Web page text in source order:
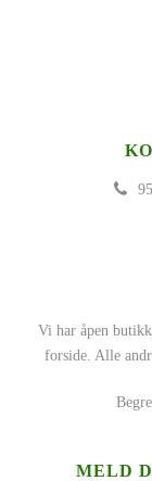
Vi har åpen
forside. Alle
MELD